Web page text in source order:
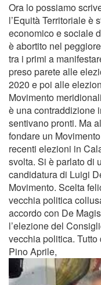
Ora lo possiamo
l’Equità Territoriale è
economico e sociale
è abortito nel
tra i primi a
preso parete alle
2020 e poi alle
Movimento
è una contraddizione
sentivano pronti. Ma
fondare un
recenti elezioni in
svolta. Si è parlato di
candidatura di Luigi
Movimento. Scelta
vecchia politica
accordo con De
l’elezione del
vecchia politica.
Pino Aprile,